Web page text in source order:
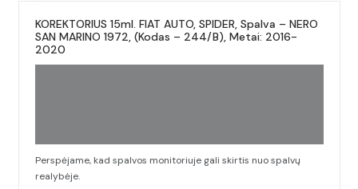
KOREKTORIUS 15ml. FIAT AUTO, SPIDER, Spalva – NERO
SAN MARINO 1972, (Kodas – 244/B), Metai: 2016-
2020
Perspėjame, kad spalvos monitoriuje gali skirtis nuo spalvų
realybėje.